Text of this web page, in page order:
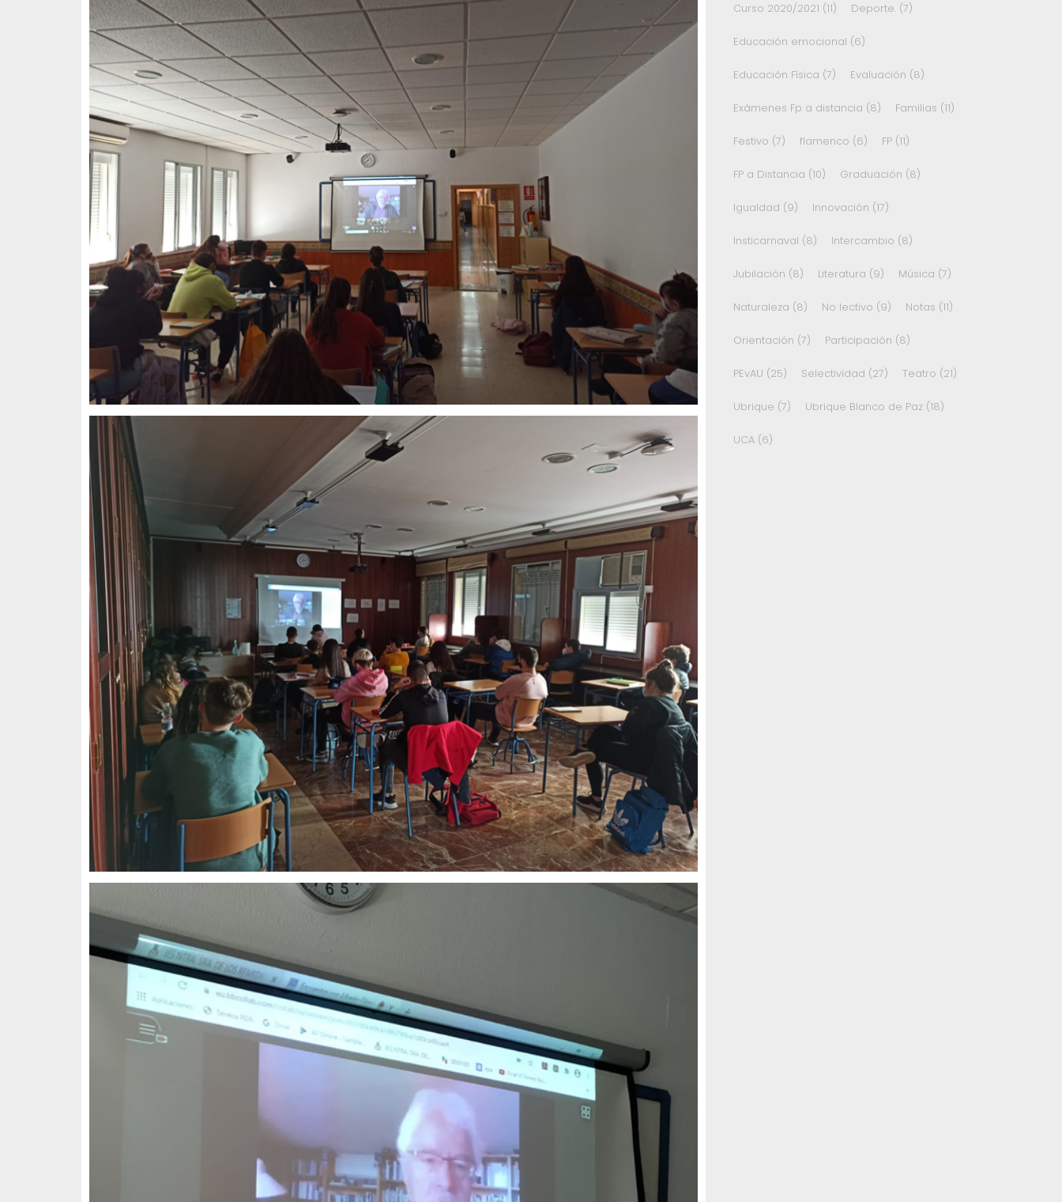
Curso 2020/2021 (11) Deporte.(7)
Educación emocional (6)
Educación Física (7) Evaluación (8)
Exámenes Fp a distancia (8) Familias (11)
Festivo (7) flamenco (6) FP(11)
FP a Distancia (10) Graduación (8)
Igualdad (9) Innovación (17)
Insticarnaval (8) Intercambio (8)
Jubilación (8) Literatura (9) Música (7)
Naturaleza (8) No lectivo (9) Notas (11)
Orientación (7) Participación (8)
PEvAU (25) Selectividad (27) Teatro (21)
Ubrique (7) Ubrique Blanco de Paz(18)
UCA(6)